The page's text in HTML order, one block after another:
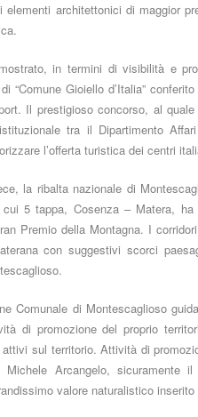
architettonici di maggior
in termini di visibilità e
“Comune Gioiello d’Italia”
Il prestigioso concorso, al
tra il Dipartimento
l’offerta turistica dei centri
la ribalta nazionale di
cui 5 tappa, Cosenza – Matera,
Premio della Montagna. I
con suggestivi scorci
Comunale di Montescaglioso
di promozione del proprio
sul territorio. Attività di
Michele Arcangelo, sicuramente
valore naturalistico